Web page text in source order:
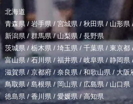
北海道
青森県 / 岩手県/ 宮城県 / 秋田県 / 山形県
新潟県 /群馬県/山梨県 / 長野県
茨城県 / 栃木県 / 埼玉県 / 千葉県 / 東京都
富山県 /石川県/福井県/岐阜県 / 静岡県
滋賀県 / 京都府 / 奈良県 / 和歌山県/ 大阪
鳥取県/ 島根県 /岡山県/ 広島県 / 山口県
徳島県 /香川県 / 愛媛県/高知県